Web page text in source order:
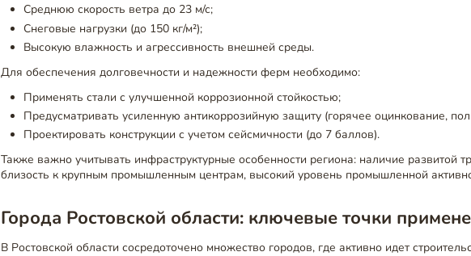
Среднюю скорость ветра до 23 м/с;
Снеговые нагрузки (до 150 кг/м²);
Высокую влажность и агрессивность внешней среды.
Для обеспечения долговечности и надежности ферм необходимо:
Применять стали с улучшенной коррозионной стойкостью;
Предусматривать усиленную антикоррозийную защиту (горячее оцинкование,
Проектировать конструкции с учетом сейсмичности (до 7 баллов).
Также важно учитывать инфраструктурные особенности региона: наличие развитой
близость к крупным промышленным центрам, высокий уровень промышленной
Города Ростовской области: ключевые точки
В Ростовской области сосредоточено множество городов, где активно идет